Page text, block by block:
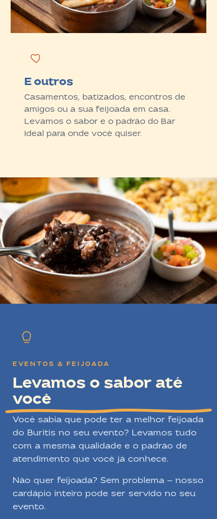
E outros
Casamentos, batizados, encontros de
amigos ou a sua feijoada em casa.
Levamos o sabor e o padrão do Bar
Ideal para onde você quiser.
EVENTOS & FEIJOADA
Levamos o sabor até
você
Você sabia que pode ter a melhor feijoada
do Buritis no seu evento? Levamos tudo
com a mesma qualidade e o padrão de
atendimento que você já conhece.
Não quer feijoada? Sem problema — nosso
cardápio inteiro pode ser servido no seu
evento.